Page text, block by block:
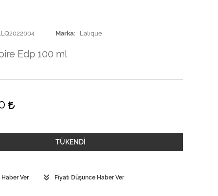
Marka Lalique
Edp 100 ml
TÜKENDİ
Ver Fiyatı Düşünce Haber Ver